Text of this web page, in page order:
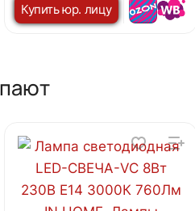
Купить юр. лицу